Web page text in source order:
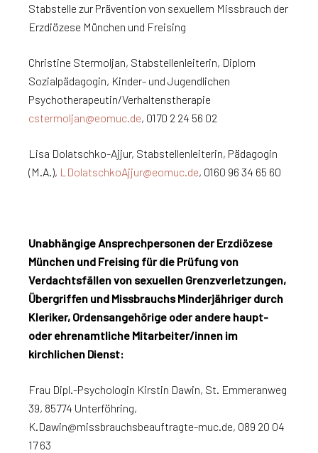
Stabstelle zur Prävention von sexuellem Missbrauch der
Erzdiözese München und Freising
Christine Stermoljan, Stabstellenleiterin, Diplom
Sozialpädagogin, Kinder- und Jugendlichen
Psychotherapeutin/Verhaltenstherapie
cstermoljan@eomuc.de, 0170 2 24 56 02
Lisa Dolatschko-Ajjur, Stabstellenleiterin, Pädagogin
(M.A.), LDolatschkoAjjur@eomuc.de, 0160 96 34 65 60
Unabhängige Ansprechpersonen der Erzdiözese
München und Freising für die Prüfung von
Verdachtsfällen von sexuellen Grenzverletzungen,
Übergriffen und Missbrauchs Minderjähriger durch
Kleriker, Ordensangehörige oder andere haupt-
oder ehrenamtliche Mitarbeiter/innen im
kirchlichen Dienst:
Frau Dipl.-Psychologin Kirstin Dawin, St. Emmeranweg
39, 85774 Unterföhring,
K.Dawin@missbrauchsbeauftragte-muc.de, 089 20 04
17 63